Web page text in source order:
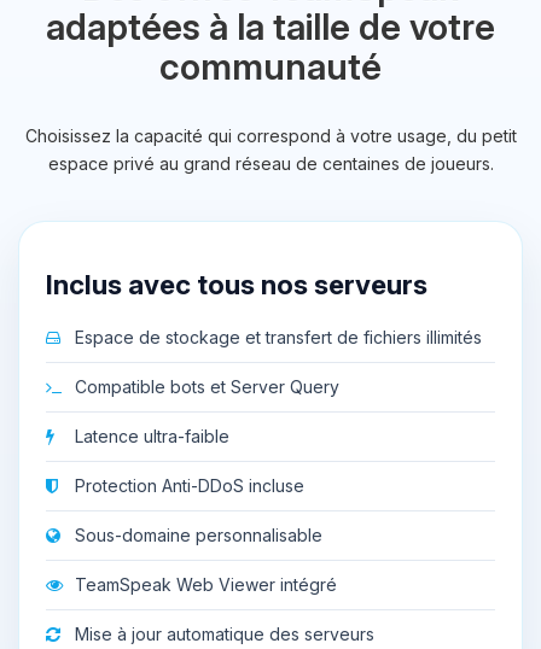
adaptées à la taille de votre
communauté
Choisissez la capacité qui correspond à votre usage, du petit
espace privé au grand réseau de centaines de joueurs.
Inclus avec tous nos serveurs
Espace de stockage et transfert de fichiers illimités
Compatible bots et Server Query
Latence ultra-faible
Protection Anti-DDoS incluse
Sous-domaine personnalisable
TeamSpeak Web Viewer intégré
Mise à jour automatique des serveurs